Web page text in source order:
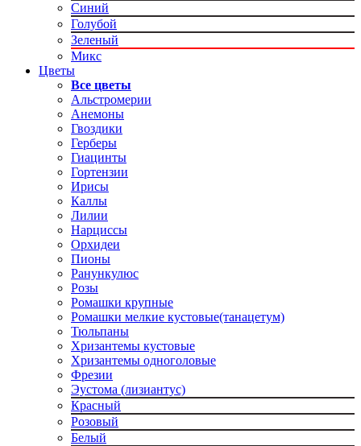
Синий
Голубой
Зеленый
Микс
Цветы
Все цветы
Альстромерии
Анемоны
Гвоздики
Герберы
Гиацинты
Гортензии
Ирисы
Каллы
Лилии
Нарциссы
Орхидеи
Пионы
Ранункулюс
Розы
Ромашки крупные
Ромашки мелкие кустовые(танацетум)
Тюльпаны
Хризантемы кустовые
Хризантемы одноголовые
Фрезии
Эустома (лизиантус)
Красный
Розовый
Белый